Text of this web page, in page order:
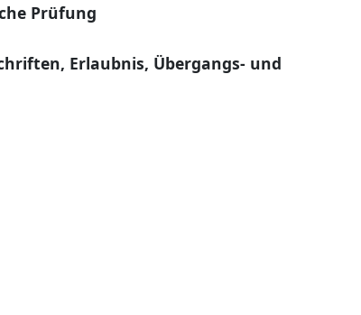
Prüfung
Erlaubnis, Übergangs- und